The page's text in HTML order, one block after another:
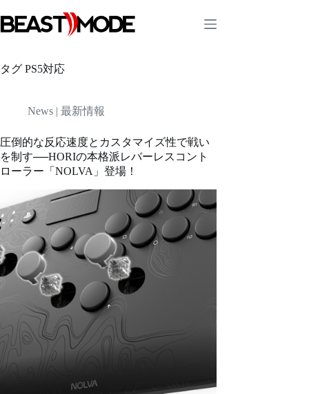
ン
テ
ツ
へ
プ
タグ PS5対応
News | 最新情報
圧倒的な反応速度とカスタマイズ性で戦い
を制す──HORIの本格派レバーレスコント
ローラー「NOLVA」登場！